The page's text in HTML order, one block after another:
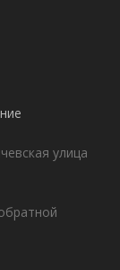
улица